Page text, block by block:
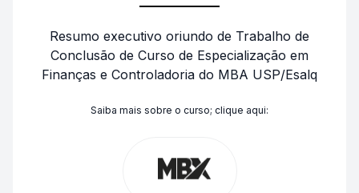
Resumo executivo oriundo de Trabalho de
Conclusão de Curso de Especialização em
Finanças e Controladoria do MBA USP/Esalq
Saiba mais sobre o curso; clique aqui: